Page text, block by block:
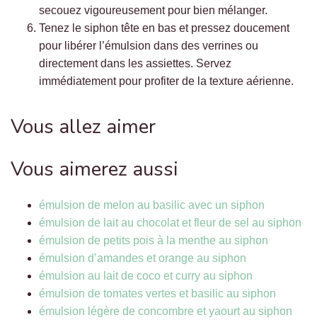
secouez vigoureusement pour bien mélanger.
Tenez le siphon tête en bas et pressez doucement
pour libérer l’émulsion dans des verrines ou
directement dans les assiettes. Servez
immédiatement pour profiter de la texture aérienne.
Vous allez aimer
Vous aimerez aussi
émulsion de melon au basilic avec un siphon
émulsion de lait au chocolat et fleur de sel au siphon
émulsion de petits pois à la menthe au siphon
émulsion d’amandes et orange au siphon
émulsion au lait de coco et curry au siphon
émulsion de tomates vertes et basilic au siphon
émulsion légère de concombre et yaourt au siphon